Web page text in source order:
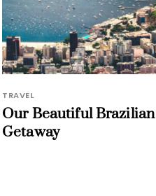
TRAVEL
Our Beautiful Brazilian
Getaway